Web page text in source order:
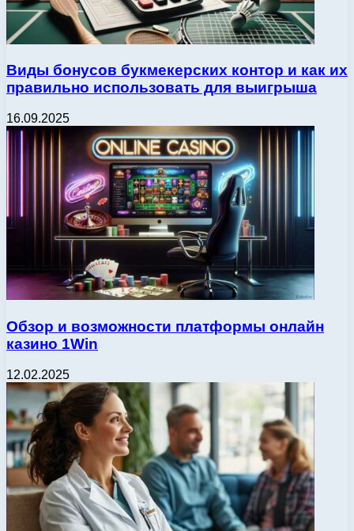
Виды бонусов букмекерских контор и как их
правильно использовать для выигрыша
16.09.2025
Обзор и возможности платформы онлайн
казино 1Win
12.02.2025